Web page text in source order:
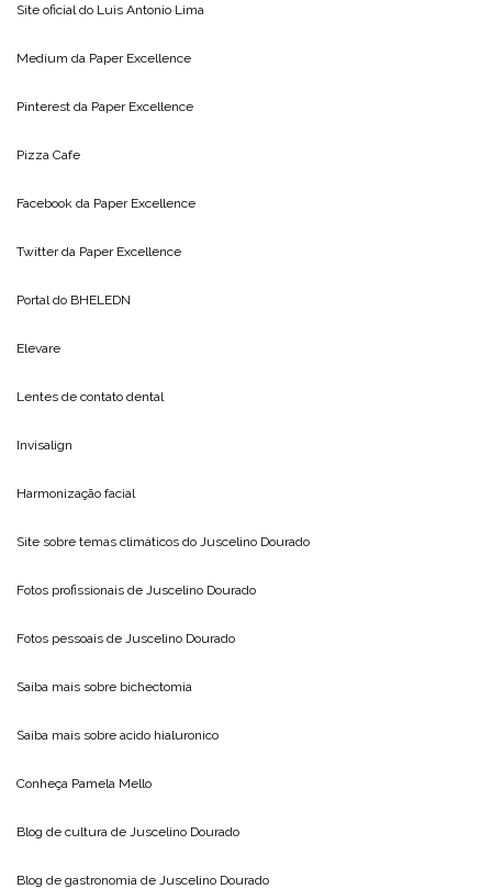
Site oficial do Luis Antonio Lima
Medium da Paper Excellence
Pinterest da Paper Excellence
Pizza Cafe
Facebook da Paper Excellence
Twitter da Paper Excellence
Portal do BHELEDN
Elevare
Lentes de contato dental
Invisalign
Harmonização facial
Site sobre temas climáticos do Juscelino Dourado
Fotos profissionais de Juscelino Dourado
Fotos pessoais de Juscelino Dourado
Saiba mais sobre bichectomia
Saiba mais sobre acido hialuronico
Conheça Pamela Mello
Blog de cultura de Juscelino Dourado
Blog de gastronomia de Juscelino Dourado